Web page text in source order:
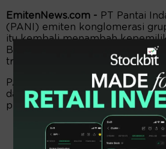
EmitenNews.com - PT Pantai
(PANI) emiten konglomerasi
itu kembali menambah
Bangun Kosambi Sukses Tbk
transaksi yang terbilang jumbo.
PANI membeli sekitar 2,3 miliar
dari PT Agung Sedayu dan PT
periode 15–19 Desember 2025.